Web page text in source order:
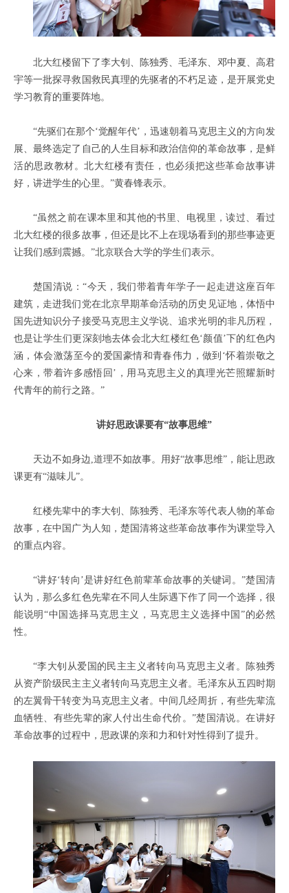
北大红楼留下了李大钊、陈独秀、毛泽东、邓中夏、高君
宇等一批探寻救国救民真理的先驱者的不朽足迹，是开展党史
学习教育的重要阵地。
“先驱们在那个‘觉醒年代’，迅速朝着马克思主义的方向发
展、最终选定了自己的人生目标和政治信仰的革命故事，是鲜
活的思政教材。北大红楼有责任，也必须把这些革命故事讲
好，讲进学生的心里。”黄春锋表示。
“虽然之前在课本里和其他的书里、电视里，读过、看过
北大红楼的很多故事，但还是比不上在现场看到的那些事迹更
让我们感到震撼。”北京联合大学的学生们表示。
楚国清说：“今天，我们带着青年学子一起走进这座百年
建筑，走进我们党在北京早期革命活动的历史见证地，体悟中
国先进知识分子接受马克思主义学说、追求光明的非凡历程，
也是让学生们更深刻地去体会北大红楼红色‘颜值’下的红色内
涵，体会激荡至今的爱国豪情和青春伟力，做到‘怀着崇敬之
心来，带着许多感悟回’，用马克思主义的真理光芒照耀新时
代青年的前行之路。”
讲好思政课要有“故事思维”
天边不如身边,道理不如故事。用好“故事思维”，能让思政
课更有“滋味儿”。
红楼先辈中的李大钊、陈独秀、毛泽东等代表人物的革命
故事，在中国广为人知，楚国清将这些革命故事作为课堂导入
的重点内容。
“讲好‘转向’是讲好红色前辈革命故事的关键词。”楚国清
认为，那么多红色先辈在不同人生际遇下作了同一个选择，很
能说明“中国选择马克思主义，马克思主义选择中国”的必然
性。
“李大钊从爱国的民主主义者转向马克思主义者。陈独秀
从资产阶级民主主义者转向马克思主义者。毛泽东从五四时期
的左翼骨干转变为马克思主义者。中间几经周折，有些先辈流
血牺牲、有些先辈的家人付出生命代价。”楚国清说。在讲好
革命故事的过程中，思政课的亲和力和针对性得到了提升。